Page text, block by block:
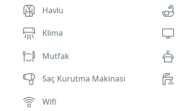
Havlu
Klima
Mutfak
Saç Kurutma Makinası
Wifi